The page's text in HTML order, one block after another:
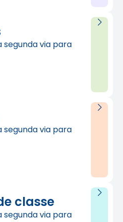
via para
via para
classe
via para